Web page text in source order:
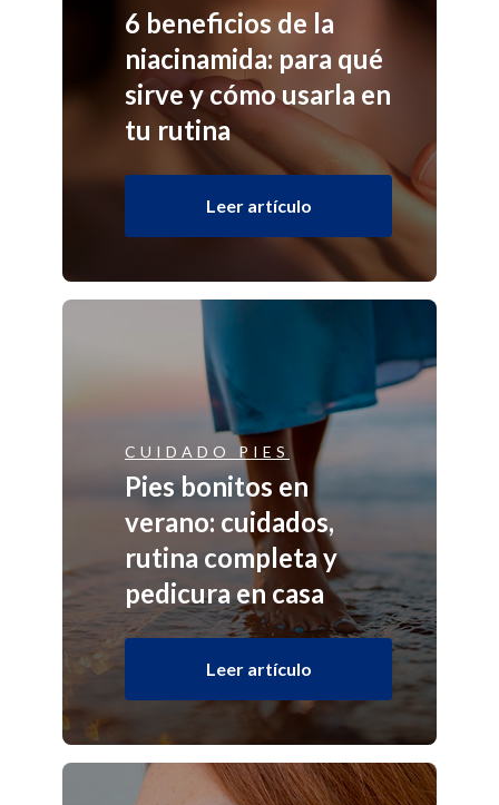
6 beneficios de la
niacinamida: para qué
sirve y cómo usarla en
tu rutina
Leer artículo
CUIDADO PIES
Pies bonitos en
verano: cuidados,
rutina completa y
pedicura en casa
Leer artículo